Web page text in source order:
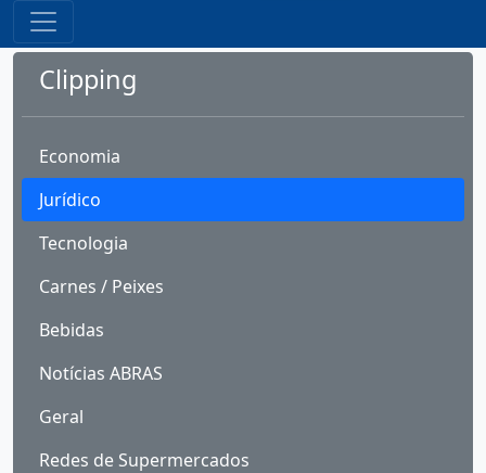
Clipping
Economia
Jurídico
Tecnologia
Carnes / Peixes
Bebidas
Notícias ABRAS
Geral
Redes de Supermercados